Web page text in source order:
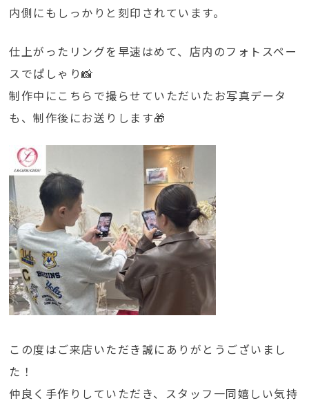
内側にもしっかりと刻印されています。
仕上がったリングを早速はめて、店内のフォトスペー
スでぱしゃり📸
制作中にこちらで撮らせていただいたお写真データ
も、制作後にお送りします🎁
この度はご来店いただき誠にありがとうございまし
た！
仲良く手作りしていただき、スタッフ一同嬉しい気持